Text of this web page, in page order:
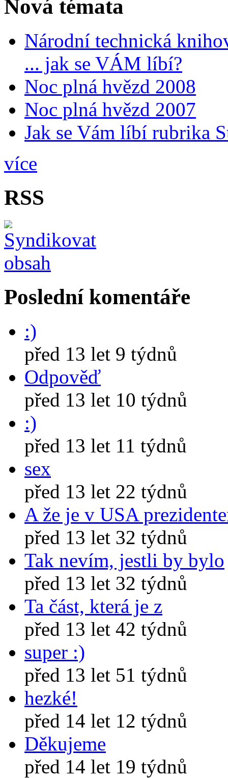
Nová témata
Národní technická
... jak se VÁM líbí?
Noc plná hvězd 2008
Noc plná hvězd 2007
Jak se Vám líbí rubrika
více
RSS
Poslední komentáře
:)
před 13 let 9 týdnů
Odpověď
před 13 let 10 týdnů
:)
před 13 let 11 týdnů
sex
před 13 let 22 týdnů
A že je v USA
před 13 let 32 týdnů
Tak nevím, jestli by bylo
před 13 let 32 týdnů
Ta část, která je z
před 13 let 42 týdnů
super :)
před 13 let 51 týdnů
hezké!
před 14 let 12 týdnů
Děkujeme
před 14 let 19 týdnů